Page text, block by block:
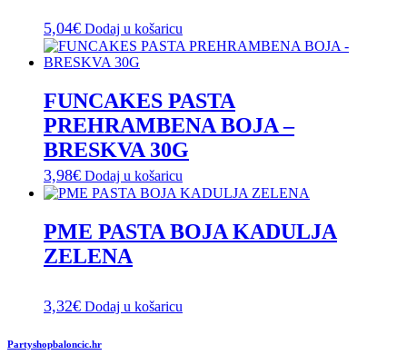
5,04€ Dodaj u košaricu
FUNCAKES PASTA
PREHRAMBENA BOJA –
BRESKVA 30G
3,98€ Dodaj u košaricu
PME PASTA BOJA KADULJA
ZELENA
3,32€ Dodaj u košaricu
Partyshopbaloncic.hr